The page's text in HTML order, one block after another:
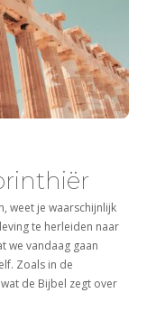
weet je waarschijnlijk
te herleiden naar
we vandaag gaan
Zoals in de
de Bijbel zegt over